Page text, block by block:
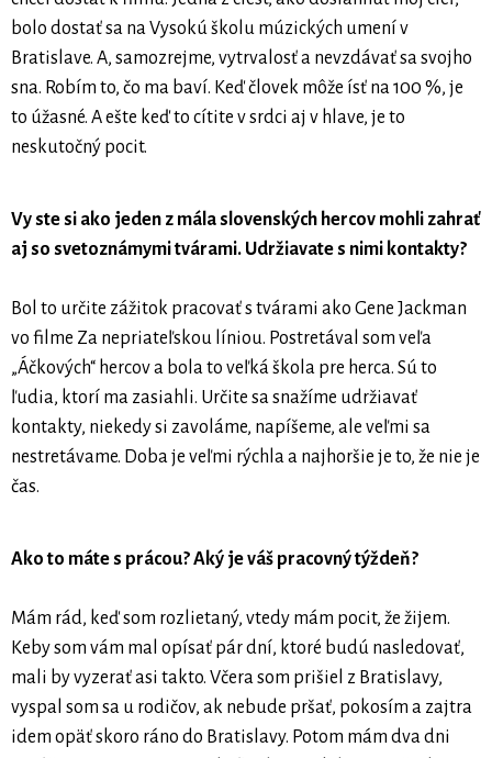
bolo dostať sa na Vysokú školu múzických umení v
Bratislave. A, samozrejme, vytrvalosť a nevzdávať sa svojho
sna. Robím to, čo ma baví. Keď človek môže ísť na 100 %, je
to úžasné. A ešte keď to cítite v srdci aj v hlave, je to
neskutočný pocit.
Vy ste si ako jeden z mála slovenských hercov mohli zahrať
aj so svetoznámymi tvárami. Udržiavate s nimi kontakty?
Bol to určite zážitok pracovať s tvárami ako Gene Jackman
vo filme Za nepriateľskou líniou. Postretával som veľa
„Áčkových“ hercov a bola to veľká škola pre herca. Sú to
ľudia, ktorí ma zasiahli. Určite sa snažíme udržiavať
kontakty, niekedy si zavoláme, napíšeme, ale veľmi sa
nestretávame. Doba je veľmi rýchla a najhoršie je to, že nie je
čas.
Ako to máte s prácou? Aký je váš pracovný týždeň?
Mám rád, keď som rozlietaný, vtedy mám pocit, že žijem.
Keby som vám mal opísať pár dní, ktoré budú nasledovať,
mali by vyzerať asi takto. Včera som prišiel z Bratislavy,
vyspal som sa u rodičov, ak nebude pršať, pokosím a zajtra
idem opäť skoro ráno do Bratislavy. Potom mám dva dni